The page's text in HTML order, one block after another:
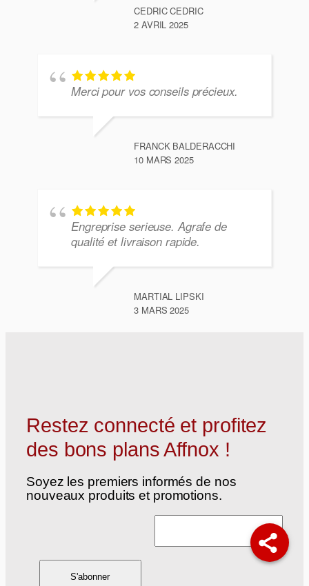
CEDRIC CEDRIC
2 AVRIL 2025
Merci pour vos conseils précieux.
FRANCK BALDERACCHI
10 MARS 2025
Engreprise serieuse. Agrafe de
qualité et livraison rapide.
MARTIAL LIPSKI
3 MARS 2025
Restez connecté et profitez
des bons plans Affnox !
Soyez les premiers informés de nos
nouveaux produits et promotions.